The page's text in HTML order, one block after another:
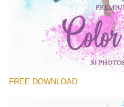
Free PNG Overlay #20
Small 800*533px
Color Powder
FREE DOWNLOAD